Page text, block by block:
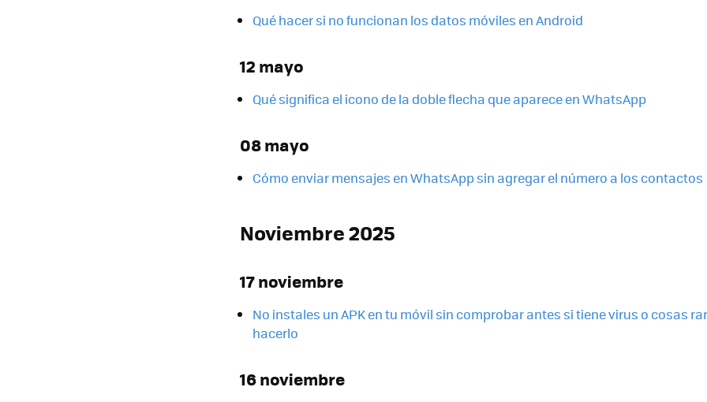
Qué hacer si no funcionan los datos móviles en Android
12 mayo
Qué significa el icono de la doble flecha que aparece en WhatsApp
08 mayo
Cómo enviar mensajes en WhatsApp sin agregar el número a los contactos
Noviembre 2025
17 noviembre
No instales un APK en tu móvil sin comprobar antes si tiene virus o cosas
hacerlo
16 noviembre